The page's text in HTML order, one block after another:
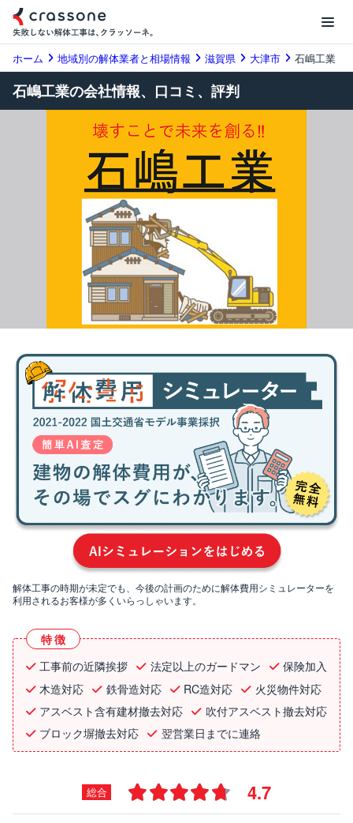
ホーム 地域別の解体業者と相場情報 滋賀県 大津市 石嶋工業
石嶋工業の会社情報、口コミ、評判
解体工事の時期が未定でも、今後の計画のために解体費用シミュレーターを
利用されるお客様が多くいらっしゃいます。
特徴
工事前の近隣挨拶
法定以上のガードマン
保険加入
木造対応
鉄骨造対応 RC造対応
火災物件対応
アスベスト含有建材撤去対応
吹付アスベスト撤去対応
ブロック塀撤去対応
翌営業日までに連絡
総合 4.7